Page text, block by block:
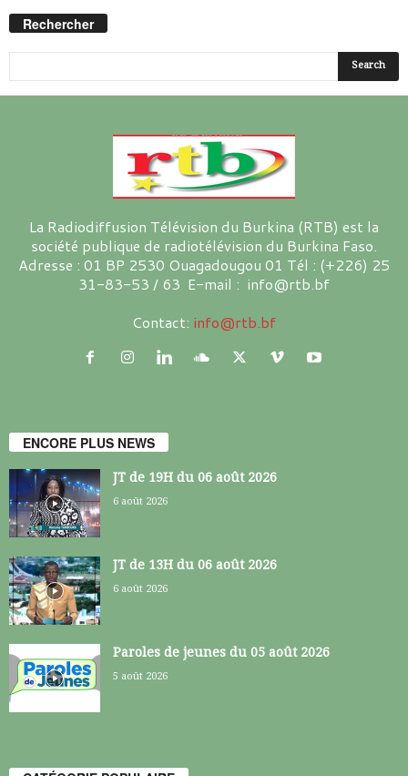
Rechercher
La Radiodiffusion Télévision du Burkina (RTB) est la
société publique de radiotélévision du Burkina Faso.
Adresse : 01 BP 2530 Ouagadougou 01 Tél : (+226) 25
31-83-53 / 63 E-mail : info@rtb.bf
Contact: info@rtb.bf
ENCORE PLUS NEWS
JT de 19H du 06 août 2026
6 août 2026
JT de 13H du 06 août 2026
6 août 2026
Paroles de jeunes du 05 août 2026
5 août 2026